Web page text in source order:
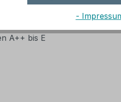
A++ bis E
-